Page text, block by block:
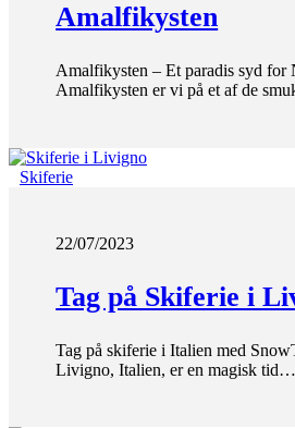
Amalfikysten
Amalfikysten – Et paradis syd for
Amalfikysten er vi på et af de
Skiferie
22/07/2023
Tag på Skiferie i
Tag på skiferie i Italien med
Livigno, Italien, er en magisk tid…